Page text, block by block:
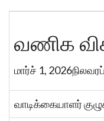
வணிக
மார்ச் 1,
வாடிக்கையாளர்